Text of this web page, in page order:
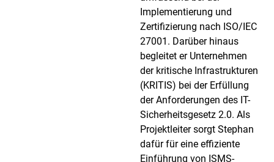
Implementierung und
Zertifizierung nach ISO/IEC
27001. Darüber hinaus
begleitet er Unternehmen
der kritische Infrastrukturen
(KRITIS) bei der Erfüllung
der Anforderungen des IT-
Sicherheitsgesetz 2.0. Als
Projektleiter sorgt Stephan
dafür für eine effiziente
Einführung von ISMS-